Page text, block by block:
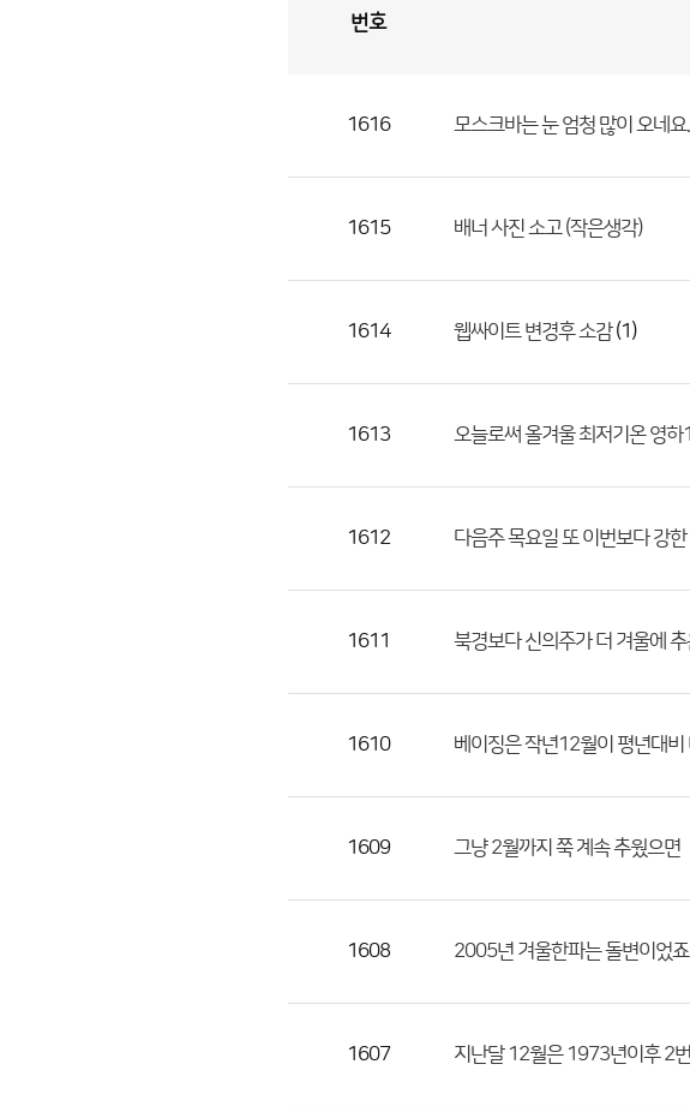
로
제
성
다.
번호
1616 모스크바는 눈 엄청 많이 오네요.
1615 배너 사진 소고 (작은생각)
1614 웹싸이트 변경후 소감(1)
1613 오늘로써 올겨울 최저기온 영
1612 다음주 목요일 또 이번보다 강
1611 북경보다 신의주가 더 겨울에
1610 베이징은 작년12월이 평년대비
1609 그냥 2월까지 쭉 계속 추웠으면
1608 2005년 겨울한파는 돌변이었
1607 지난달 12월은 1973년이후 2